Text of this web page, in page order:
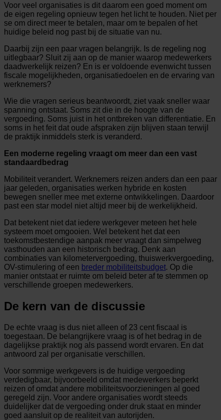
Voor veel organisaties is dit daarom een goed moment om
de eigen regeling opnieuw tegen het licht te houden. Niet per
se om direct meer te betalen, maar om te bepalen of het
huidige beleid nog past bij de situatie van nu.
Daarbij zijn een paar vragen belangrijk. Is de regeling nog
uitlegbaar? Sluit zij aan op de manier waarop medewerkers
daadwerkelijk reizen? En is er voldoende evenwicht tussen
fiscale mogelijkheden, organisatiedoelen en de ervaring van
werknemers?
Wie die vragen serieus beantwoordt, ziet vaak sneller waar
spanning ontstaat. Soms zit die in de hoogte van de
vergoeding. Soms juist in het ontbreken van differentiatie. En
soms in het feit dat oude afspraken zijn blijven staan terwijl
de praktijk inmiddels sterk is veranderd.
Een moderne regeling vraagt om meer dan een vast
standaardbedrag
Mobiliteit verandert. Werknemers reizen anders dan een paar
jaar geleden, organisaties werken hybride en kosten
bewegen sneller mee met externe ontwikkelingen. Daardoor
past een star model niet altijd meer bij de werkelijkheid.
Dat betekent niet dat iedere werkgever meteen het hele
systeem moet omgooien. Wel betekent het dat een
toekomstbestendige aanpak meer vraagt dan simpelweg
vasthouden aan een historisch bedrag. Denk aan
combinaties van kilometervergoeding, thuiswerkvergoeding,
OV-stimulering of een breder mobiliteitsbudget. Op die
manier ontstaat er ruimte om beleid beter af te stemmen op
verschillende groepen medewerkers.
De kern van de discussie
De echte vraag is dus niet alleen of 23 cent fiscaal is
toegestaan. De belangrijkere vraag is of het bedrag in de
dagelijkse praktijk nog als passend wordt ervaren. En dat
antwoord zal per organisatie verschillen.
Voor sommige werkgevers is de huidige vergoeding
verdedigbaar, bijvoorbeeld omdat medewerkers beperkt
reizen of omdat andere mobiliteitsvoorzieningen al goed
geregeld zijn. Voor andere organisaties wordt steeds
duidelijker dat de vergoeding onder druk staat en minder
goed aansluit op de realiteit van autorijden.